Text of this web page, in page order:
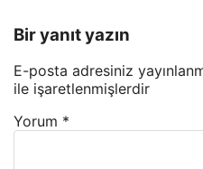
Bir yanıt yazın
E-posta adresiniz
ile işaretlenmişlerdir
Yorum *